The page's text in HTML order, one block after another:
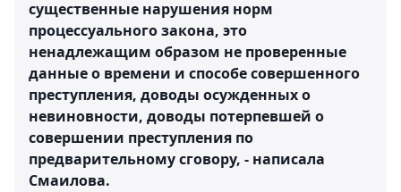
существенные нарушения норм
процессуального закона, это
ненадлежащим образом не проверенные
данные о времени и способе совершенного
преступления, доводы осужденных о
невиновности, доводы потерпевшей о
совершении преступления по
предварительному сговору, - написала
Смаилова.